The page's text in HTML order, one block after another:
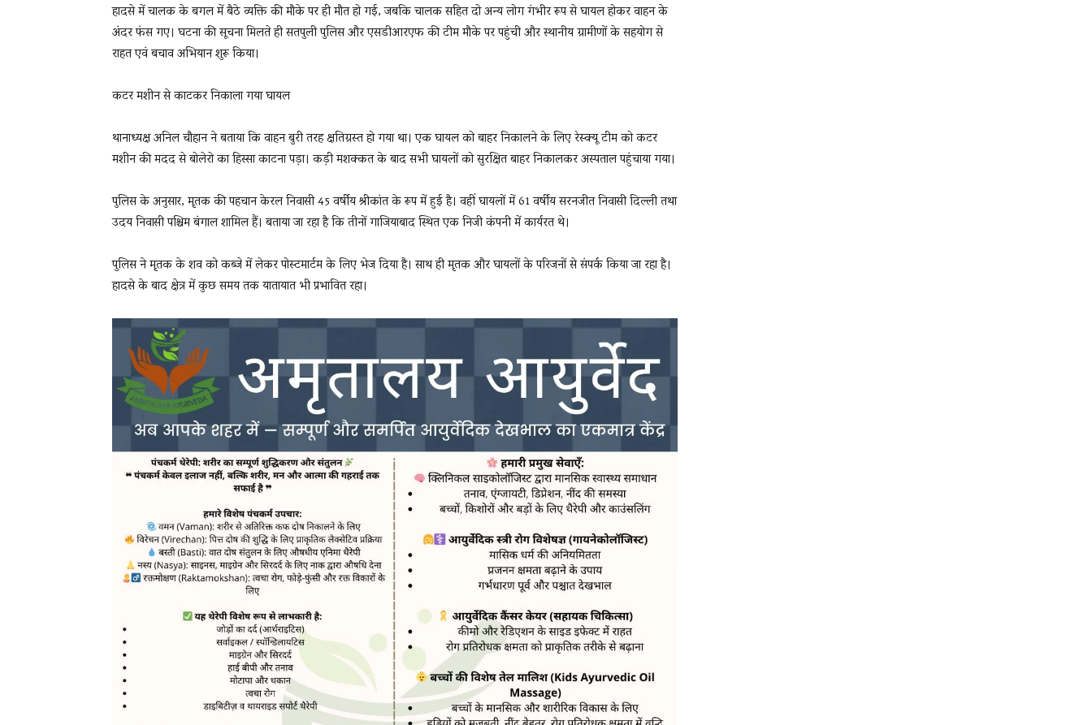
हादसे में चालक के बगल में बैठे व्यक्ति की मौके पर ही मौत हो गई, जबकि चालक सहित दो अन्य लोग गंभीर रूप से घायल होकर वाहन के
अंदर फंस गए। घटना की सूचना मिलते ही सतपुली पुलिस और एसडीआरएफ की टीम मौके पर पहुंची और स्थानीय ग्रामीणों के सहयोग से
राहत एवं बचाव अभियान शुरू किया।
कटर मशीन से काटकर निकाला गया घायल
थानाध्यक्ष अनिल चौहान ने बताया कि वाहन बुरी तरह क्षतिग्रस्त हो गया था। एक घायल को बाहर निकालने के लिए रेस्क्यू टीम को कटर
मशीन की मदद से बोलेरो का हिस्सा काटना पड़ा। कड़ी मशक्कत के बाद सभी घायलों को सुरक्षित बाहर निकालकर अस्पताल पहुंचाया गया।
पुलिस के अनुसार, मृतक की पहचान केरल निवासी 45 वर्षीय श्रीकांत के रूप में हुई है। वहीं घायलों में 61 वर्षीय सरनजीत निवासी दिल्ली तथा
उदय निवासी पश्चिम बंगाल शामिल हैं। बताया जा रहा है कि तीनों गाजियाबाद स्थित एक निजी कंपनी में कार्यरत थे।
पुलिस ने मृतक के शव को कब्जे में लेकर पोस्टमार्टम के लिए भेज दिया है। साथ ही मृतक और घायलों के परिजनों से संपर्क किया जा रहा है।
हादसे के बाद क्षेत्र में कुछ समय तक यातायात भी प्रभावित रहा।